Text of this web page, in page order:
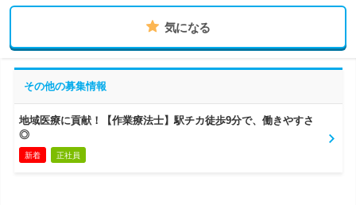
気になる
その他の募集情報
地域医療に貢献！【作業療法士】駅チカ徒歩9分で、働きやすさ
◎
新着 正社員